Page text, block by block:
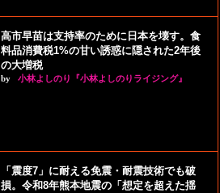
高市早苗は支持率のために日本を壊す。食
料品消費税1%の甘い誘惑に隠された2年後
の大増税
by 小林よしのり『小林よしのりライジング』
「震度7」に耐える免震・耐震技術でも破
損。令和8年熊本地震の「想定を超えた揺